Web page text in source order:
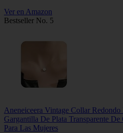
Ver en Amazon
Bestseller No. 5
Aneneiceera Vintage Collar
Gargantilla De Plata Transparente
Para Las Mujeres